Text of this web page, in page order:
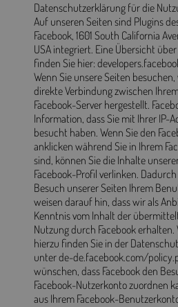
Datenschutzerklärung für die
Auf unseren Seiten sind Plugins
Facebook, 1601 South California
USA integriert. Eine Übersicht
finden Sie hier:
Wenn Sie unsere Seiten
direkte Verbindung zwischen
Facebook-Server hergestellt.
Information, dass Sie mit Ihrer IP-
besucht haben. Wenn Sie den
anklicken während Sie in Ihrem
sind, können Sie die Inhalte
Facebook-Profil verlinken.
Besuch unserer Seiten Ihrem
weisen darauf hin, dass wir als
Kenntnis vom Inhalt der
Nutzung durch Facebook
hierzu finden Sie in der
unter de-de.facebook.com/
wünschen, dass Facebook den
Facebook-Nutzerkonto zuordnen
aus Ihrem Facebook-